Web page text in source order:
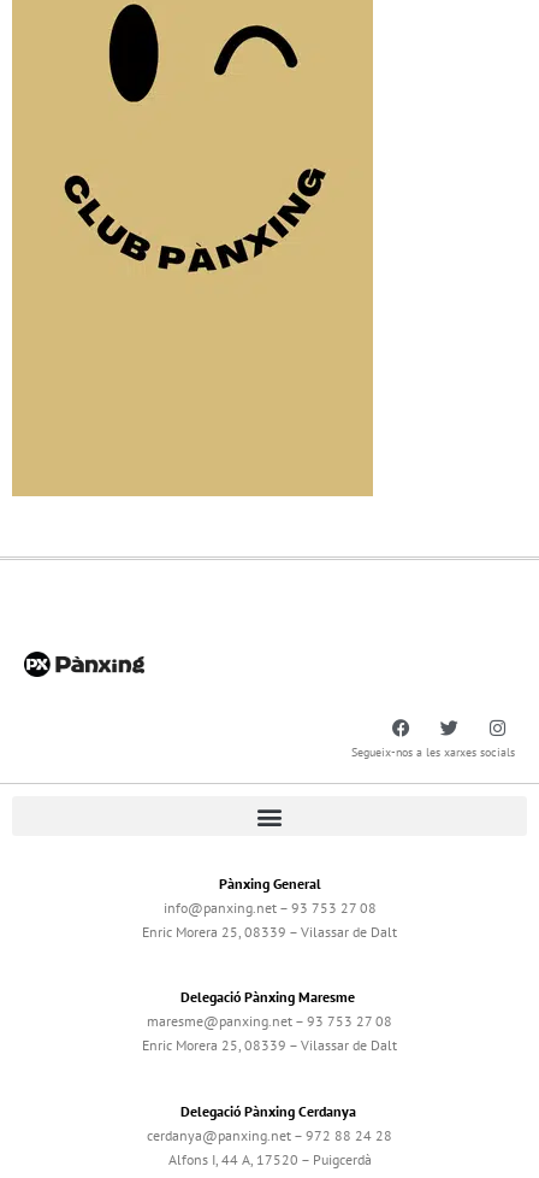
Segueix-nos a les xarxes socials
Pànxing General
info@panxing.net – 93 753 27 08
Enric Morera 25, 08339 – Vilassar de Dalt
Delegació Pànxing Maresme
maresme@panxing.net – 93 753 27 08
Enric Morera 25, 08339 – Vilassar de Dalt
Delegació Pànxing Cerdanya
cerdanya@panxing.net – 972 88 24 28
Alfons I, 44 A, 17520 – Puigcerdà